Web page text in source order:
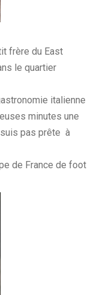
frère du East
le quartier
italienne
minutes une
pas prête à
de France de foot